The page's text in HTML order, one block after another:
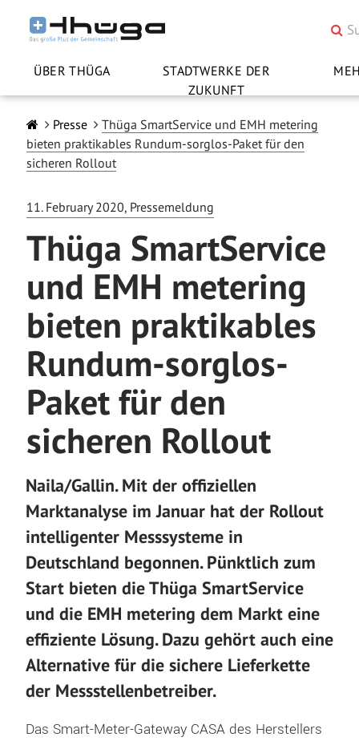
ÜBER THÜGA
STADTWERKE DER
ZUKUNFT
Presse
Thüga SmartService und EMH metering
bieten praktikables Rundum-sorglos-Paket für den
sicheren Rollout
11. February 2020, Pressemeldung
Thüga SmartService
und EMH metering
bieten praktikables
Rundum-sorglos-
Paket für den
sicheren Rollout
Naila/Gallin. Mit der offiziellen
Marktanalyse im Januar hat der Rollout
intelligenter Messsysteme in
Deutschland begonnen. Pünktlich zum
Start bieten die Thüga SmartService
und die EMH metering dem Markt eine
effiziente Lösung. Dazu gehört auch eine
Alternative für die sichere Lieferkette
der Messstellenbetreiber.
Das Smart-Meter-Gateway CASA des Herstellers